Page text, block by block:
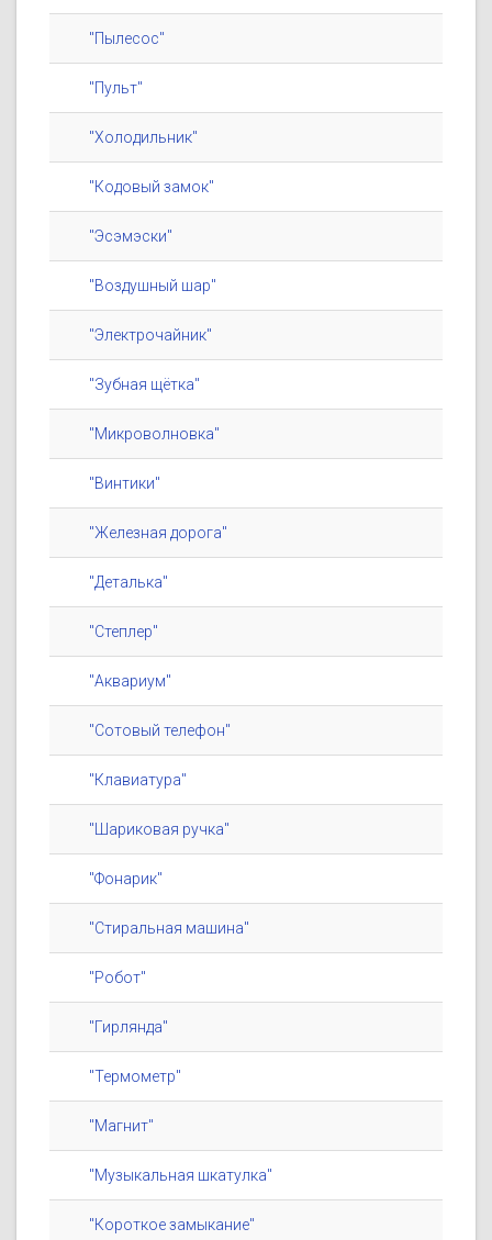
"Пылесос"
"Пульт"
"Холодильник"
"Кодовый замок"
"Эсэмэски"
"Воздушный шар"
"Электрочайник"
"Зубная щётка"
"Микроволновка"
"Винтики"
"Железная дорога"
"Деталька"
"Степлер"
"Аквариум"
"Сотовый телефон"
"Клавиатура"
"Шариковая ручка"
"Фонарик"
"Стиральная машина"
"Робот"
"Гирлянда"
"Термометр"
"Магнит"
"Музыкальная шкатулка"
"Короткое замыкание"